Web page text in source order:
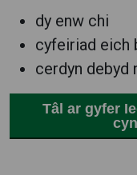
dy enw chi
cyfeiriad eich
cerdyn debyd
Tâl ar gyfer